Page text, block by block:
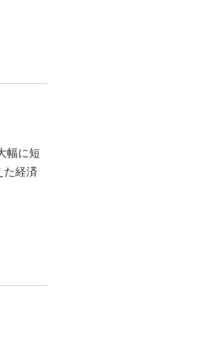
幅に短
た経済